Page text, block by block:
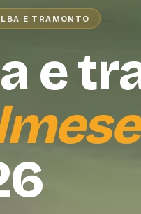
E TRAMONTO
e